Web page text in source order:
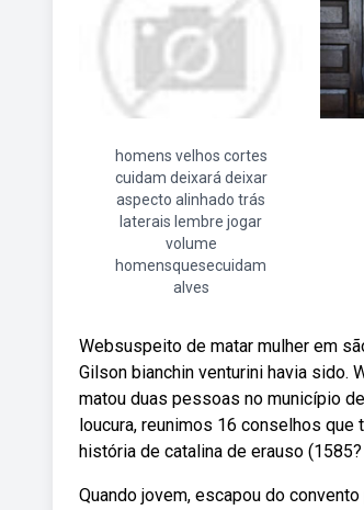
homens velhos cortes
cuidam deixará deixar
aspecto alinhado trás
laterais lembre jogar
volume
homensquesecuidam
alves
Websuspeito de matar mulher em
Gilson bianchin venturini havia sido.
matou duas pessoas no município
loucura, reunimos 16 conselhos que
história de catalina de erauso (1585?
Quando jovem, escapou do